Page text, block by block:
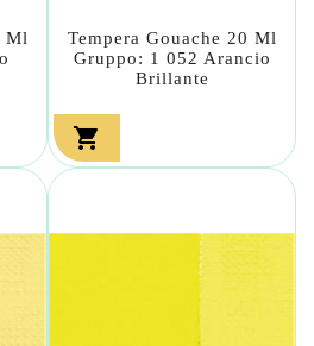
Ml
Tempera Gouache 20 Ml
Gruppo: 1 052 Arancio
Brillante
